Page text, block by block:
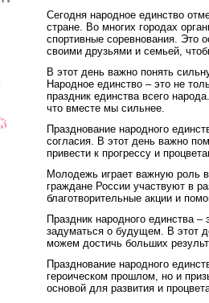
Сегодня народное единство
стране. Во многих городах
спортивные соревнования. Это
своими друзьями и семьей,
В этот день важно понять
Народное единство – это не
праздник единства всего
что вместе мы сильнее.
Празднование народного
согласия. В этот день важно
привести к прогрессу и
Молодежь играет важную роль
граждане России участвуют в
благотворительные акции и
Праздник народного единства
задуматься о будущем. В этот
можем достичь больших
Празднование народного
героическом прошлом, но и
основой для развития и